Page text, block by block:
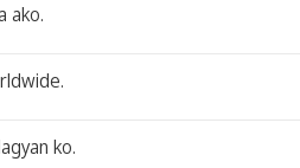
ako.
ko.